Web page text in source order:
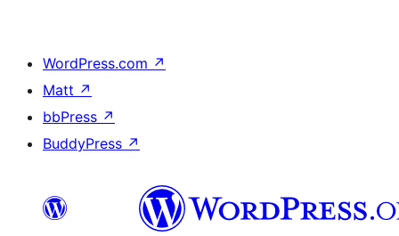
WordPress.com ↗
Matt ↗
bbPress ↗
BuddyPress ↗